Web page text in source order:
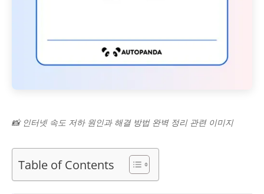
📸 인터넷 속도 저하 원인과 해결 방법 완벽 정리 관련 이미지
Table of Contents